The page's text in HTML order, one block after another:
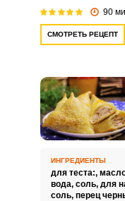
90
СМОТРЕТЬ РЕЦЕПТ
ИНГРЕДИЕНТЫ
для теста:,
вода, соль, для
соль, перец